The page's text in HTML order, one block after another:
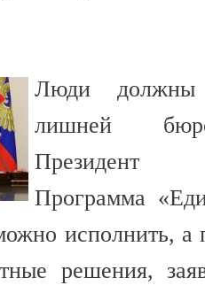
Люди должны
лишней
Президент
Программа
исполнить,
решения,